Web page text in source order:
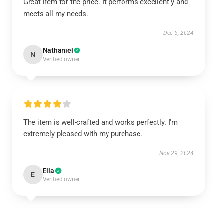
Great item for the price. It performs excellently and
meets all my needs.
Dec 5, 2024
N Nathaniel
Verified owner
The item is well-crafted and works perfectly. I'm
extremely pleased with my purchase.
Nov 29, 2024
E Ella
Verified owner